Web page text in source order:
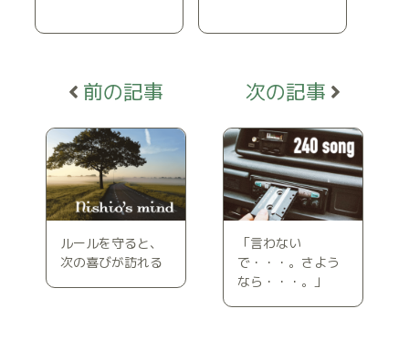
ルールを守ると、
次の喜びが訪れる
「言わない
で・・・。さよう
なら・・・。」